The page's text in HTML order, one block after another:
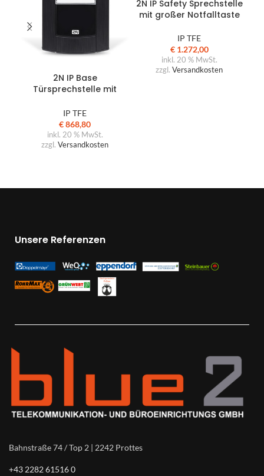
2N IP Base
Türsprechstelle mit
IP TFE
€868,80
inkl. 20 % MwSt.
zzgl. Versandkosten
2N IP Safety Sprechstelle
mit großer Notfalltaste
IP TFE
€1.272,00
inkl. 20 % MwSt.
zzgl. Versandkosten
Unsere Referenzen
Bahnstraße 74 / Top 2 | 2242 Prottes
+43 2282 61516 0